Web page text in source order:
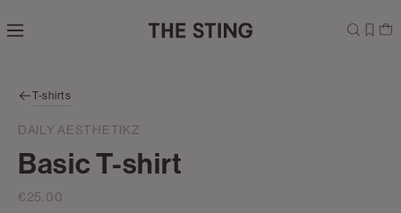
direct naar
zoekbalk
naar de
footer
T-shirts
DAILY AESTHETIKZ
Basic T-shirt
€25.00